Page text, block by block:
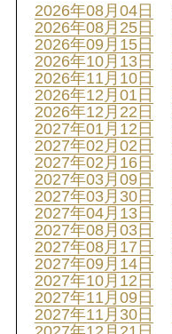
2026年08月04日
2026年08月25日
2026年09月15日
2026年10月13日
2026年11月10日
2026年12月01日
2026年12月22日
2027年01月12日
2027年02月02日
2027年02月16日
2027年03月09日
2027年03月30日
2027年04月13日
2027年08月03日
2027年08月17日
2027年09月14日
2027年10月12日
2027年11月09日
2027年11月30日